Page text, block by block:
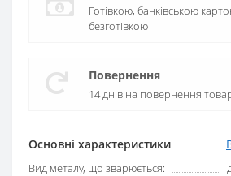
Основні характеристики
Вид металу, що зварюється:
Готівкою, банківською
безготівкою
Повернення
14 днів на повернення